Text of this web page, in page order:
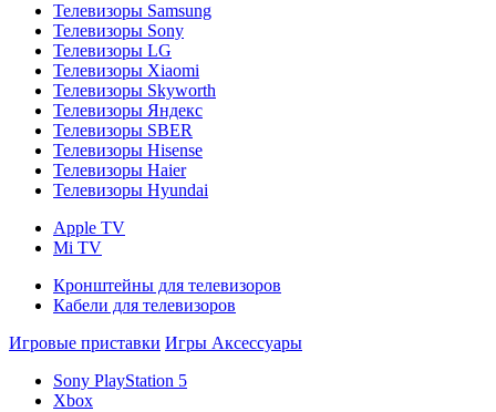
Телевизоры Samsung
Телевизоры Sony
Телевизоры LG
Телевизоры Xiaomi
Телевизоры Skyworth
Телевизоры Яндекс
Телевизоры SBER
Телевизоры Hisense
Телевизоры Haier
Телевизоры Hyundai
Apple TV
Mi TV
Кронштейны для телевизоров
Кабели для телевизоров
Игровые приставки Игры Аксессуары
Sony PlayStation 5
Xbox